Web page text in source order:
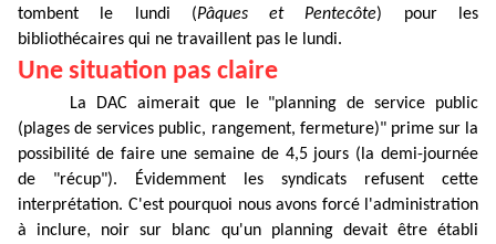
tombent le lundi (Pâques et Pentecôte) pour les
bibliothécaires qui ne travaillent pas le lundi.
Une situation pas claire
La DAC aimerait que le "planning de service public
(plages de services public, rangement, fermeture)" prime sur la
possibilité de faire une semaine de 4,5 jours (la demi-journée
de "récup"). Évidemment les syndicats refusent cette
interprétation. C'est pourquoi nous avons forcé l'administration
à inclure, noir sur blanc qu'un planning devait être établi